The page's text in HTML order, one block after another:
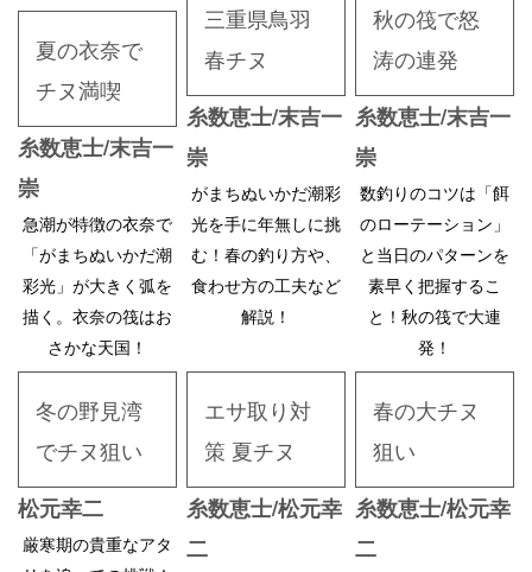
夏の衣奈で
チヌ満喫
糸数恵士/末吉一
崇
急潮が特徴の衣奈で
「がまちぬいかだ潮
彩光」が大きく弧を
描く。衣奈の筏はお
さかな天国！
三重県鳥羽
春チヌ
糸数恵士/末吉一
崇
がまちぬいかだ潮彩
光を手に年無しに挑
む！春の釣り方や、
食わせ方の工夫など
解説！
秋の筏で怒
涛の連発
糸数恵士/末吉一
崇
数釣りのコツは「餌
のローテーション」
と当日のパターンを
素早く把握するこ
と！秋の筏で大連
発！
冬の野見湾
でチヌ狙い
松元幸二
厳寒期の貴重なアタ
エサ取り対
策 夏チヌ
糸数恵士/松元幸
二
春の大チヌ
狙い
糸数恵士/松元幸
二